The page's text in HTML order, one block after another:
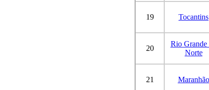
19 Tocantins
20
Rio Grande
Norte
21 Maranhão